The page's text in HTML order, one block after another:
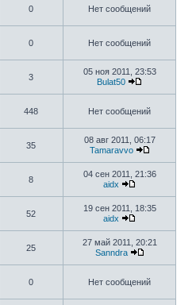
0 Нет сообщений
0 Нет сообщений
3
05 ноя 2011, 23:53
Bulat50
448 Нет сообщений
35
08 авг 2011, 06:17
Tamaravvo
8
04 сен 2011, 21:36
aidx
52
19 сен 2011, 18:35
aidx
25
27 май 2011, 20:21
Sanndra
0 Нет сообщений